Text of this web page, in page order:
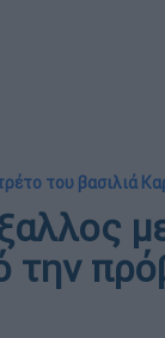
του βασιλιά
την